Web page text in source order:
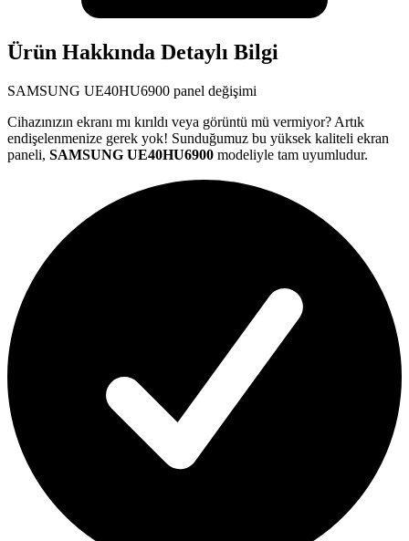
Ürün Hakkında Detaylı Bilgi
SAMSUNG UE40HU6900 panel değişimi
Cihazınızın ekranı mı kırıldı veya görüntü mü vermiyor? Artık
endişelenmenize gerek yok! Sunduğumuz bu yüksek kaliteli ekran
paneli, SAMSUNG UE40HU6900 modeliyle tam uyumludur.